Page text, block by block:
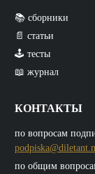
📚 сборники
📄 статьи
🕹️ тесты
📖 журнал
КОНТАКТЫ
по вопросам
по общим